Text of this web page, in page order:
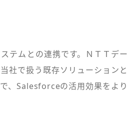
ムとの連携です。ＮＴＴデー
社で扱う既存ソリューションと
、Salesforceの活用効果をより